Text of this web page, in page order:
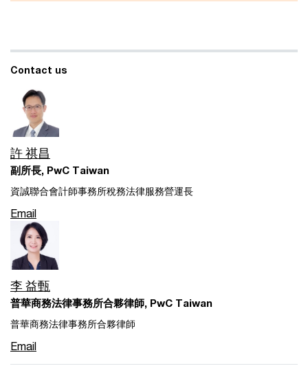
Contact us
許 祺昌
副所長, PwC Taiwan
資誠聯合會計師事務所稅務法律服務營運長
Email
李 益甄
普華商務法律事務所合夥律師, PwC Taiwan
普華商務法律事務所合夥律師
Email